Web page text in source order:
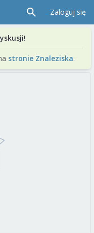
Zaloguj się
stronie Znaleziska.